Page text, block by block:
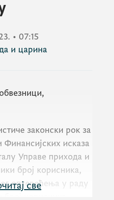
• 07:15
и царина
законски рок за
Финансијских исказа
Управе прихода и
број корисника,
оптерећења у раду
све